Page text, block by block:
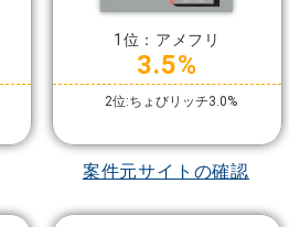
1位：アメフリ
3.5%
2位:ちょびリッチ3.0%
案件元サイトの確認